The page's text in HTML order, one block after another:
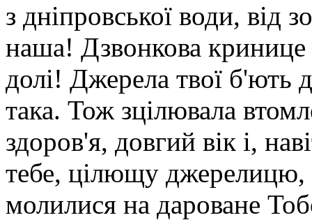
з дніпровської води, від
наша! Дзвонкова кринице
долі! Джерела твої б'ють
така. Тож зцілювала
здоров'я, довгий вік і,
тебе, цілющу
молилися на дароване